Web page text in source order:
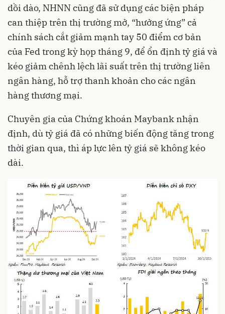
dồi dào, NHNN cũng đã sử dụng các biện pháp
can thiệp trên thị trường mở, “hưởng ứng” cả
chính sách cắt giảm mạnh tay 50 điểm cơ bản
của Fed trong kỳ họp tháng 9, để ổn định tỷ giá và
kéo giảm chênh lệch lãi suất trên thị trường liên
ngân hàng, hỗ trợ thanh khoản cho các ngân
hàng thương mại.
Chuyên gia của Chứng khoán Maybank nhận
định, dù tỷ giá đã có những biến động tăng trong
thời gian qua, thì áp lực lên tỷ giá sẽ không kéo
dài.